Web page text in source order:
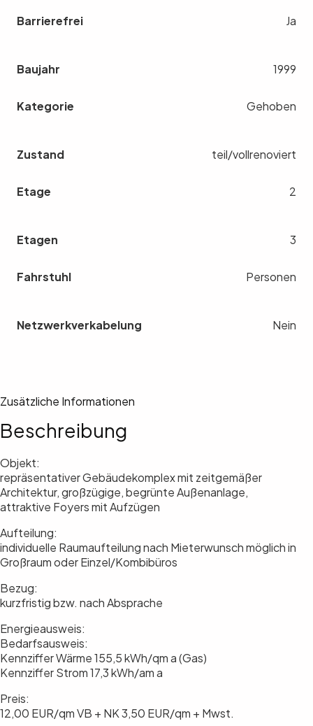
Barrierefrei Ja
Baujahr 1999
Kategorie Gehoben
Zustand teil/vollrenoviert
Etage 2
Etagen 3
Fahrstuhl Personen
Netzwerkverkabelung Nein
Zusätzliche Informationen
Beschreibung
Objekt:
repräsentativer Gebäudekomplex mit zeitgemäßer
Architektur, großzügige, begrünte Außenanlage,
attraktive Foyers mit Aufzügen
Aufteilung:
individuelle Raumaufteilung nach Mieterwunsch möglich in
Großraum oder Einzel/Kombibüros
Bezug:
kurzfristig bzw. nach Absprache
Energieausweis:
Bedarfsausweis:
Kennziffer Wärme 155,5 kWh/qm a (Gas)
Kennziffer Strom 17,3 kWh/am a
Preis:
12,00 EUR/qm VB + NK 3,50 EUR/qm + Mwst.